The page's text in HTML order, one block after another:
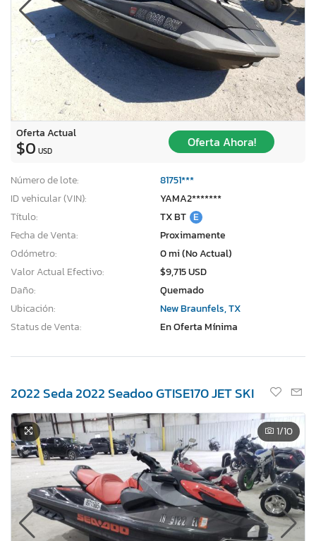
Oferta Actual
$0 USD
Oferta Ahora!
Número de lote:
81751***
ID vehicular (VIN):
YAMA2*******
Título:
TX BT E
Fecha de Venta:
Proximamente
Odómetro:
0 mi (No Actual)
Valor Actual Efectivo:
$9,715 USD
Daño:
Quemado
Ubicación:
New Braunfels, TX
Status de Venta:
En Oferta Mínima
2022 Seda 2022 Seadoo GTISE170 JET SKI
1/10